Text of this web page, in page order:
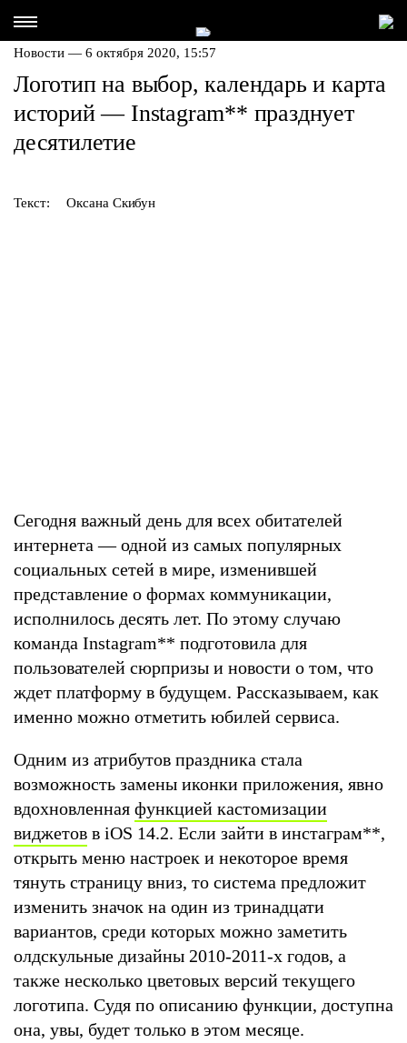
Новости — 6 октября 2020, 15:57
Логотип на выбор, календарь и карта
историй — Instagram** празднует
десятилетие
Текст: Оксана Скибун
Сегодня важный день для всех обитателей
интернета — одной из самых популярных
социальных сетей в мире, изменившей
представление о формах коммуникации,
исполнилось десять лет. По этому случаю
команда Instagram** подготовила для
пользователей сюрпризы и новости о том, что
ждет платформу в будущем. Рассказываем, как
именно можно отметить юбилей сервиса.
Одним из атрибутов праздника стала
возможность замены иконки приложения, явно
вдохновленная функцией кастомизации
виджетов в iOS 14.2. Если зайти в инстаграм**,
открыть меню настроек и некоторое время
тянуть страницу вниз, то система предложит
изменить значок на один из тринадцати
вариантов, среди которых можно заметить
олдскульные дизайны 2010-2011-х годов, а
также несколько цветовых версий текущего
логотипа. Судя по описанию функции, доступна
она, увы, будет только в этом месяце.